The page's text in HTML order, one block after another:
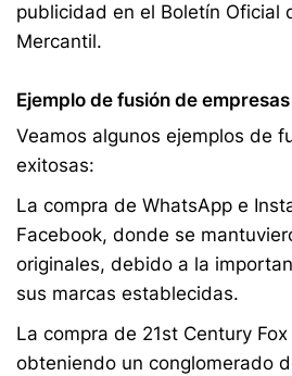
publicidad en el Boletín Oficial
Mercantil.
Ejemplo de fusión de
Veamos algunos ejemplos de
exitosas:
La compra de WhatsApp e
Facebook, donde se
originales, debido a la
sus marcas establecidas.
La compra de 21st Century
obteniendo un conglomerado